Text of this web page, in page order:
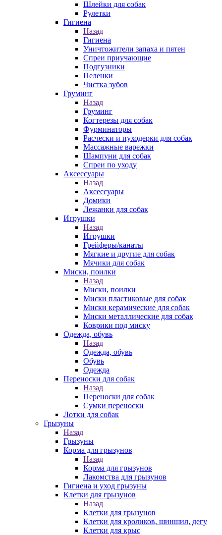
Шлейки для собак
Рулетки
Гигиена
Назад
Гигиена
Уничтожители запаха и пятен
Спреи приучающие
Подгузники
Пеленки
Чистка зубов
Груминг
Назад
Груминг
Когтерезы для собак
Фурминаторы
Расчески и пуходерки для собак
Массажные варежки
Шампуни для собак
Спреи по уходу
Аксессуары
Назад
Аксессуары
Домики
Лежанки для собак
Игрушки
Назад
Игрушки
Грейферы/канаты
Мягкие и другие для собак
Мячики для собак
Миски, поилки
Назад
Миски, поилки
Миски пластиковые для собак
Миски керамические для собак
Миски металлические для собак
Коврики под миску
Одежда, обувь
Назад
Одежда, обувь
Обувь
Одежда
Переноски для собак
Назад
Переноски для собак
Сумки переноски
Лотки для собак
Грызуны
Назад
Грызуны
Корма для грызунов
Назад
Корма для грызунов
Лакомства для грызунов
Гигиена и уход грызуны
Клетки для грызунов
Назад
Клетки для грызунов
Клетки для кроликов, шиншил, дегу
Клетки для крыс